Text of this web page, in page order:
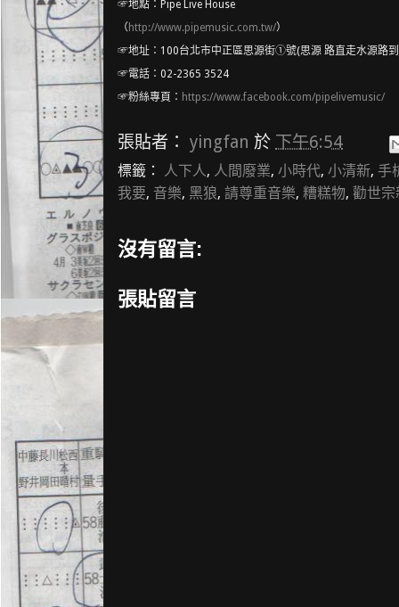
☞地點：Pipe Live House
（ http://www.pipemusic.com.tw/）
☞地址：100台北市中正區思源街①號(思源 路直走水源路
☞電話：02-2365 3524
☞粉絲專頁： https://www.facebook.com/pipelivemusic/
張貼者： yingfan 於 下午6:54
標籤： 人下人, 人間廢業, 小時代, 小清新, 手
我要, 音樂, 黑狼, 請尊重音樂, 糟糕物, 勸世宗
沒有留言:
張貼留言